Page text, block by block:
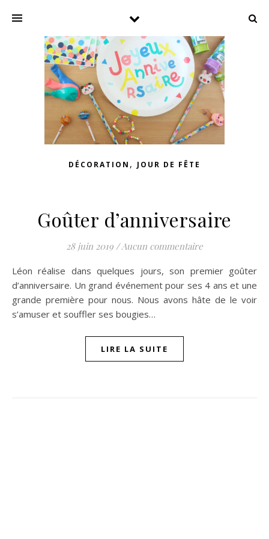
DÉCORATION , JOUR DE FÊTE
Goûter d’anniversaire
28 juin 2019 /Aucun commentaire
Léon réalise dans quelques jours, son premier goûter
d’anniversaire. Un grand événement pour ses 4 ans et une
grande première pour nous. Nous avons hâte de le voir
s’amuser et souffler ses bougies…
LIRE LA SUITE